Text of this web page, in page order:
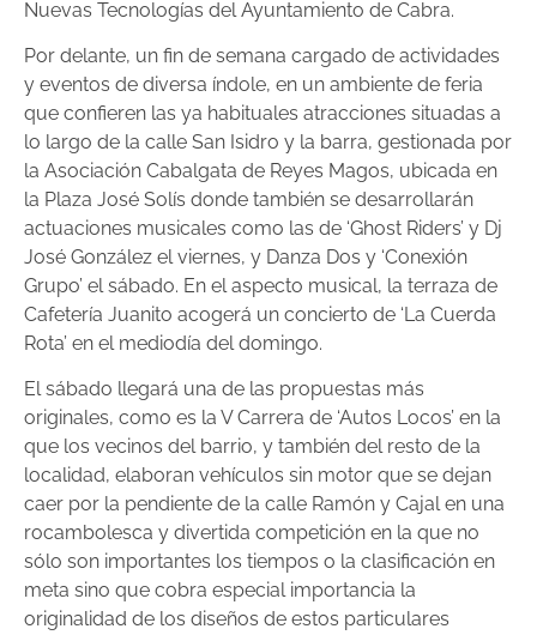
Nuevas Tecnologías del Ayuntamiento de Cabra.
Por delante, un fin de semana cargado de actividades
y eventos de diversa índole, en un ambiente de feria
que confieren las ya habituales atracciones situadas a
lo largo de la calle San Isidro y la barra, gestionada por
la Asociación Cabalgata de Reyes Magos, ubicada en
la Plaza José Solís donde también se desarrollarán
actuaciones musicales como las de ‘Ghost Riders’ y Dj
José González el viernes, y Danza Dos y ‘Conexión
Grupo’ el sábado. En el aspecto musical, la terraza de
Cafetería Juanito acogerá un concierto de ‘La Cuerda
Rota’ en el mediodía del domingo.
El sábado llegará una de las propuestas más
originales, como es la V Carrera de ‘Autos Locos’ en la
que los vecinos del barrio, y también del resto de la
localidad, elaboran vehículos sin motor que se dejan
caer por la pendiente de la calle Ramón y Cajal en una
rocambolesca y divertida competición en la que no
sólo son importantes los tiempos o la clasificación en
meta sino que cobra especial importancia la
originalidad de los diseños de estos particulares